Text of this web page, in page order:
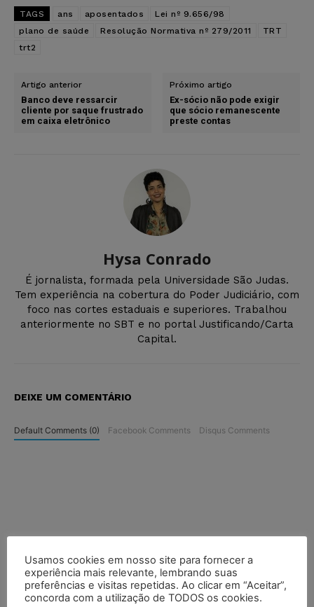
TAGS ans aposentados
Lei nº 9.656/98
plano de saúde
Resolução Normativa nº 279/2011
TRT
trt2
Artigo anterior
Banco deve ressarcir
cliente por saque frustrado
em caixa eletrônico
Próximo artigo
Ex-sócio não pode exigir
que sócio remanescente
preste contas
Hysa Conrado
É jornalista, formada pela Universidade São Judas.
Tem experiência na cobertura do Poder Judiciário, com
foco nas cortes estaduais e superiores. Trabalhou
anteriormente no SBT e no portal Justificando/Carta
Capital.
DEIXE UM COMENTÁRIO
Default Comments (0) Facebook Comments Disqus Comments
Usamos cookies em nosso site para fornecer a
experiência mais relevante, lembrando suas
preferências e visitas repetidas. Ao clicar em “Aceitar”,
concorda com a utilização de TODOS os cookies.